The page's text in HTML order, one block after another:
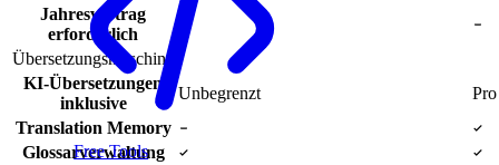
Free Tools
Jahresvertrag
erforderlich
Übersetzungsmaschine
KI-Übersetzungen
inklusive
Unbegrenzt
Translation Memory
Glossarverwaltung